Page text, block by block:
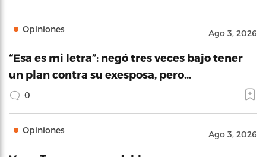
Opiniones Ago 3, 2026
“Esa es mi letra”: negó tres veces bajo tener
un plan contra su exesposa, pero…
0
Opiniones Ago 3, 2026